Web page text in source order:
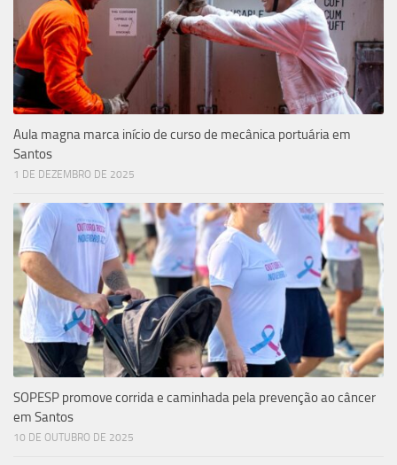
Aula magna marca início de curso de mecânica portuária em
Santos
1 DE DEZEMBRO DE 2025
SOPESP promove corrida e caminhada pela prevenção ao câncer
em Santos
10 DE OUTUBRO DE 2025